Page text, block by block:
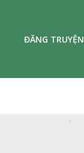
ĐĂNG TRUYỆN